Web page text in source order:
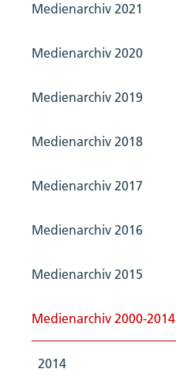
Medienarchiv 2021
Medienarchiv 2020
Medienarchiv 2019
Medienarchiv 2018
Medienarchiv 2017
Medienarchiv 2016
Medienarchiv 2015
Medienarchiv 2000-2014
2014